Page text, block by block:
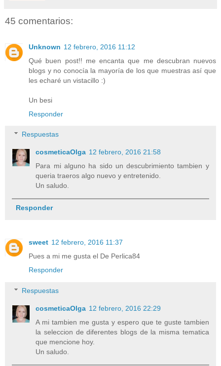
45 comentarios:
Unknown 12 febrero, 2016 11:12
Qué buen post!! me encanta que me descubran nuevos
blogs y no conocía la mayoría de los que muestras así que
les echaré un vistacillo :)
Un besi
Responder
Respuestas
cosmeticaOlga 12 febrero, 2016 21:58
Para mi alguno ha sido un descubrimiento tambien y
queria traeros algo nuevo y entretenido.
Un saludo.
Responder
sweet 12 febrero, 2016 11:37
Pues a mi me gusta el De Perlica84
Responder
Respuestas
cosmeticaOlga 12 febrero, 2016 22:29
A mi tambien me gusta y espero que te guste tambien
la seleccion de diferentes blogs de la misma tematica
que mencione hoy.
Un saludo.